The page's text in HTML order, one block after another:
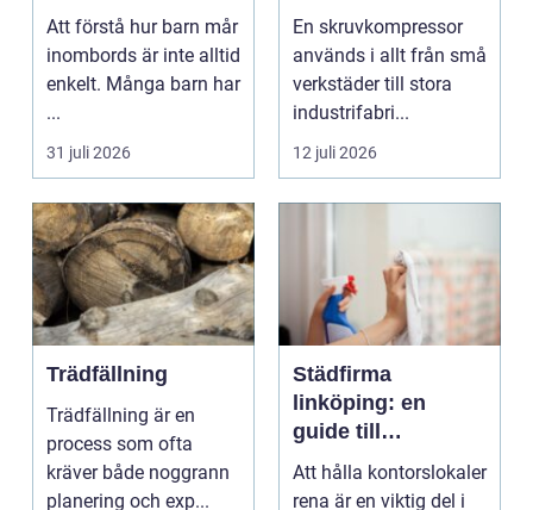
Att förstå hur barn mår
inombords är inte alltid
enkelt. Många barn har
...
31 juli 2026
verkstad
En skruvkompressor
används i allt från små
verkstäder till stora
industrifabri...
12 juli 2026
Trädfällning
Trädfällning är en
process som ofta
kräver både noggrann
planering och exp...
Städfirma
linköping: en
guide till
professionell
städning
Att hålla kontorslokaler
rena är en viktig del i